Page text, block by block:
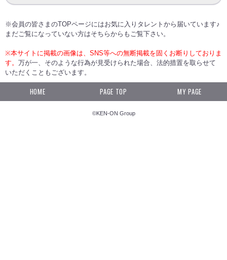
※会員の皆さまのTOPページにはお気に入りタレントから届いています♪
まだご覧になっていない方はそちらからもご覧下さい。
※本サイトに掲載の画像は、SNS等への無断掲載を固くお断りしておりま
す。 万が一、そのような行為が見受けられた場合、法的措置を取らせて
いただくこともございます。
HOME PAGE TOP MY PAGE
©KEN-ON Group